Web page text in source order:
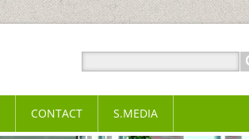
CONTACT S.MEDIA